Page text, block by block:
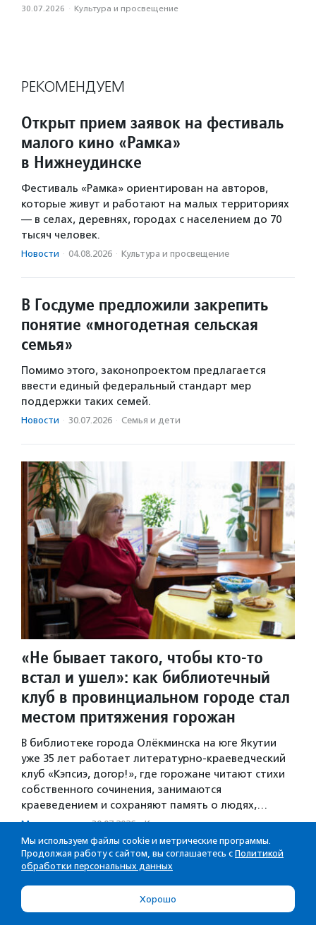
30.07.2026 · Культура и просвещение
РЕКОМЕНДУЕМ
Открыт прием заявок на фестиваль
малого кино «Рамка»
в Нижнеудинске
Фестиваль «Рамка» ориентирован на авторов,
которые живут и работают на малых территориях
— в селах, деревнях, городах с населением до 70
тысяч человек.
Новости · 04.08.2026 · Культура и просвещение
В Госдуме предложили закрепить
понятие «многодетная сельская
семья»
Помимо этого, законопроектом предлагается
ввести единый федеральный стандарт мер
поддержки таких семей.
Новости · 30.07.2026 · Семья и дети
«Не бывает такого, чтобы кто-то
встал и ушел»: как библиотечный
клуб в провинциальном городе стал
местом притяжения горожан
В библиотеке города Олёкминска на юге Якутии
уже 35 лет работает литературно-краеведческий
клуб «Кэпсиэ, догор!», где горожане читают стихи
собственного сочинения, занимаются
краеведением и сохраняют память о людях,…
Мультимедиа · 30.07.2026 · Культура и просвещение
Мы используем файлы cookie и метрические программы.
Продолжая работу с сайтом, вы соглашаетесь с Политикой
обработки персональных данных
Хорошо